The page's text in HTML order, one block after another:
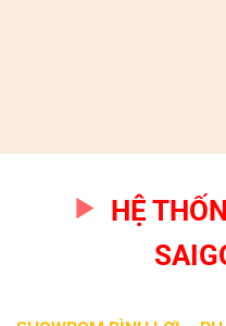
HỆ